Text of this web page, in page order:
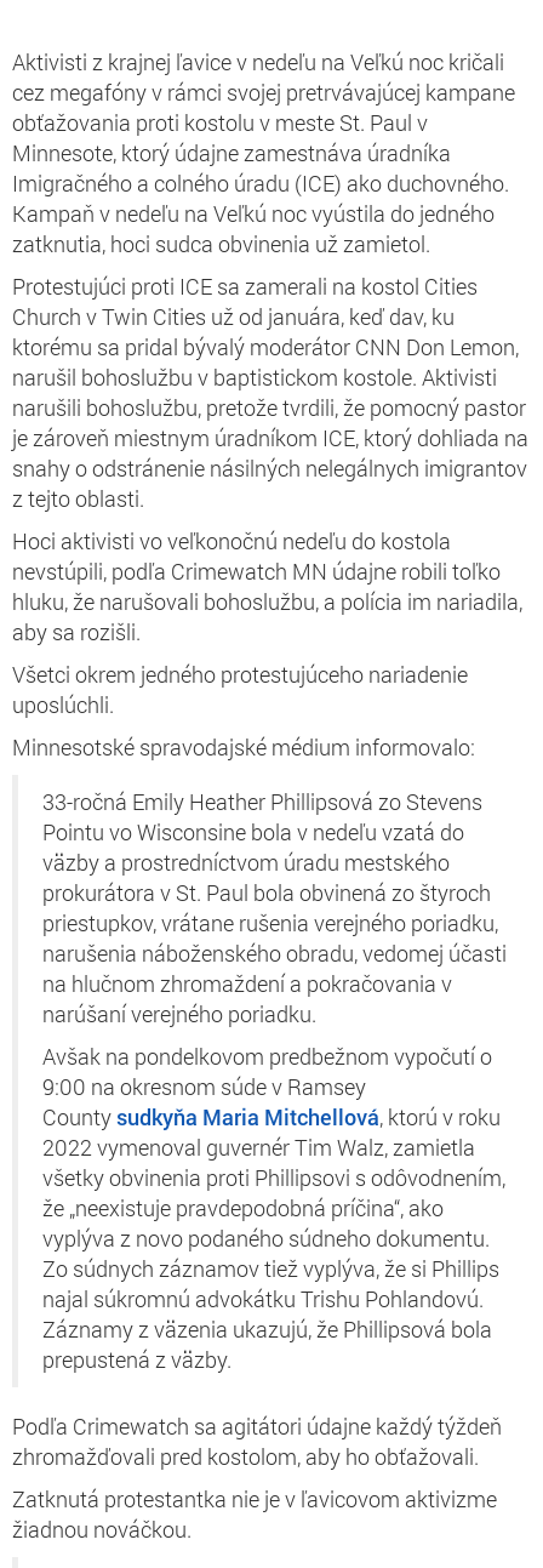
Aktivisti z krajnej ľavice v nedeľu na Veľkú noc kričali
cez megafóny v rámci svojej pretrvávajúcej kampane
obťažovania proti kostolu v meste St. Paul v
Minnesote, ktorý údajne zamestnáva úradníka
Imigračného a colného úradu (ICE) ako duchovného.
Kampaň v nedeľu na Veľkú noc vyústila do jedného
zatknutia, hoci sudca obvinenia už zamietol.
Protestujúci proti ICE sa zamerali na kostol Cities
Church v Twin Cities už od januára, keď dav, ku
ktorému sa pridal bývalý moderátor CNN Don Lemon,
narušil bohoslužbu v baptistickom kostole. Aktivisti
narušili bohoslužbu, pretože tvrdili, že pomocný pastor
je zároveň miestnym úradníkom ICE, ktorý dohliada na
snahy o odstránenie násilných nelegálnych imigrantov
z tejto oblasti.
Hoci aktivisti vo veľkonočnú nedeľu do kostola
nevstúpili, podľa Crimewatch MN údajne robili toľko
hluku, že narušovali bohoslužbu, a polícia im nariadila,
aby sa rozišli.
Všetci okrem jedného protestujúceho nariadenie
uposlúchli.
Minnesotské spravodajské médium informovalo:
33-ročná Emily Heather Phillipsová zo Stevens
Pointu vo Wisconsine bola v nedeľu vzatá do
väzby a prostredníctvom úradu mestského
prokurátora v St. Paul bola obvinená zo štyroch
priestupkov, vrátane rušenia verejného poriadku,
narušenia náboženského obradu, vedomej účasti
na hlučnom zhromaždení a pokračovania v
narúšaní verejného poriadku.
Avšak na pondelkovom predbežnom vypočutí o
9:00 na okresnom súde v Ramsey
Countysudkyňa Maria Mitchellová, ktorú v roku
2022 vymenoval guvernér Tim Walz, zamietla
všetky obvinenia proti Phillipsovi s odôvodnením,
že „neexistuje pravdepodobná príčina“, ako
vyplýva z novo podaného súdneho dokumentu.
Zo súdnych záznamov tiež vyplýva, že si Phillips
najal súkromnú advokátku Trishu Pohlandovú.
Záznamy z väzenia ukazujú, že Phillipsová bola
prepustená z väzby.
Podľa Crimewatch sa agitátori údajne každý týždeň
zhromažďovali pred kostolom, aby ho obťažovali.
Zatknutá protestantka nie je v ľavicovom aktivizme
žiadnou nováčkou.